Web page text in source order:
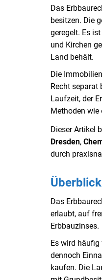
Das
besitzen. Die
geregelt. Es
und Kirchen
Land behält.
Die
Recht separat
Laufzeit, der
Methoden wie
Dieser Artikel
Dresden,
durch
Das
erlaubt, auf
Erbbauzinses.
Es wird häufig
dennoch
kaufen. Die